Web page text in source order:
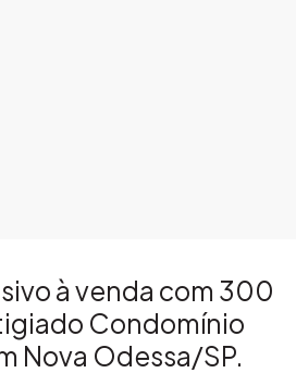
à venda com 300
Condomínio
Nova Odessa/SP.